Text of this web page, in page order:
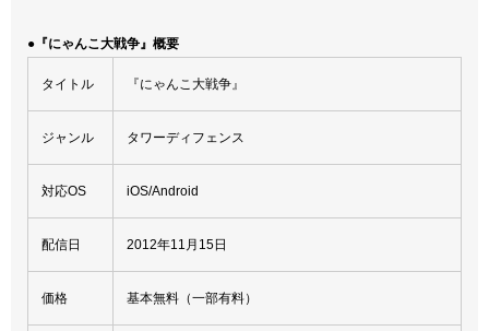
●『にゃんこ大戦争』概要
タイトル 『にゃんこ大戦争』
ジャンル タワーディフェンス
対応OS iOS/Android
配信日 2012年11月15日
価格 基本無料（一部有料）